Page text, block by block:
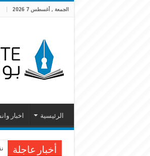
الجمعة , أغسطس 7 2026
الرئيسية اخبار
أخبار عاجلة